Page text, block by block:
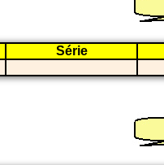
Série